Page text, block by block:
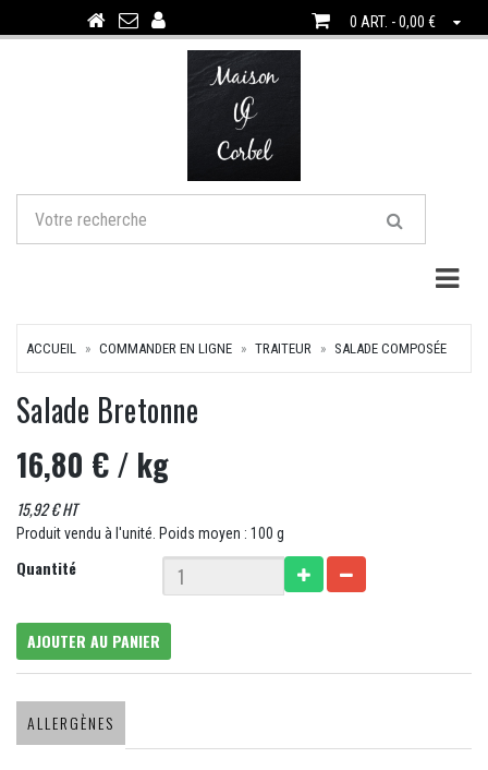
0 ART. - 0,00 €
ACCUEIL COMMANDER EN LIGNE TRAITEUR SALADE COMPOSÉE
Salade Bretonne
16,80 €/ kg
15,92 € HT
Produit vendu à l'unité. Poids moyen : 100 g
Quantité
AJOUTER AU PANIER
ALLERGÈNES